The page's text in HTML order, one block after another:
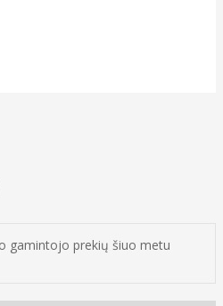
gamintojo prekių šiuo metu